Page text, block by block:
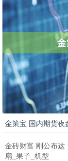
金策宝 国内期货夜
金砖财富 刚公布这
扇_果子_机型